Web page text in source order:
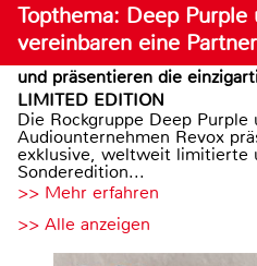
Topthema: Deep Purple
vereinbaren eine
und präsentieren die
LIMITED EDITION
Die Rockgruppe Deep Purple
Audiounternehmen Revox
exklusive, weltweit limitierte
Sonderedition...
>> Mehr erfahren
>> Alle anzeigen